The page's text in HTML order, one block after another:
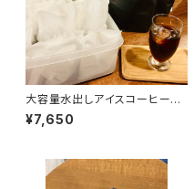
大容量水出しアイスコーヒーパ
ック(30個入り)
¥7,650